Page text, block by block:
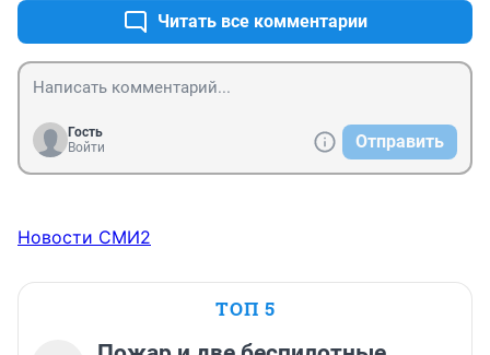
Читать все комментарии
Гость
Войти
Отправить
Новости СМИ2
ТОП 5